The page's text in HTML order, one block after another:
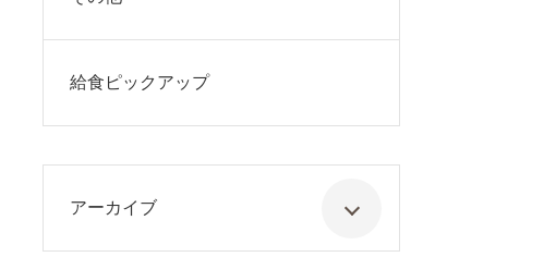
給食ピックアップ
アーカイブ